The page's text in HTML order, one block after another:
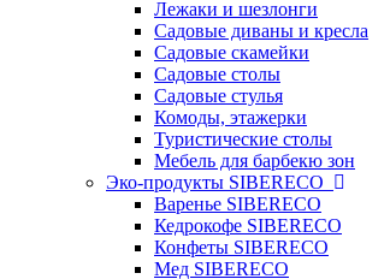
Лежаки и шезлонги
Садовые диваны и кресла
Садовые скамейки
Садовые столы
Садовые стулья
Комоды, этажерки
Туристические столы
Мебель для барбекю зон
Эко-продукты SIBERECO
Варенье SIBERECO
Кедрокофе SIBERECO
Конфеты SIBERECO
Мед SIBERECO